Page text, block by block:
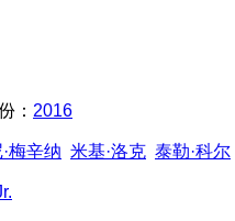
： 2016
梅辛纳 米基·洛克 泰勒·科尔